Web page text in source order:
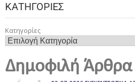
ΚΑΤΗΓΟΡΊΕΣ
Κατηγορίες
Δημοφιλή Άρθρα